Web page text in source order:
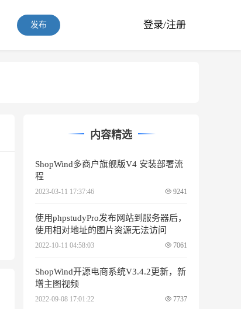
发布 登录/注册
内容精选
ShopWind多商户旗舰版V4 安装部署流
程
2023-03-11 17:37:46 9241
使用phpstudyPro发布网站到服务器后，
使用相对地址的图片资源无法访问
2022-10-11 04:58:03 7061
ShopWind开源电商系统V3.4.2更新，新
增主图视频
2022-09-08 17:01:22 7737